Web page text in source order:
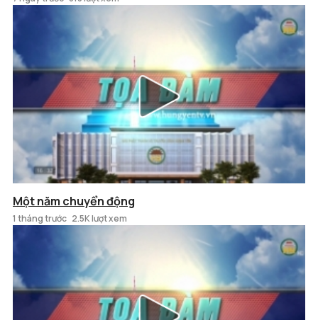
Một năm chuyển động
1 tháng trước 2.5K lượt xem